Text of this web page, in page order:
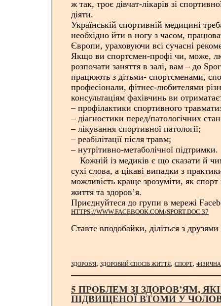
ж так, троє дівчат-лікарів зі
діяти.
Українській спортивній медицині
необхідно йти в ногу з часом,
Європи, ураховуючи всі сучасні
Якщо ви спортсмен-профі чи, може,
розпочати заняття в залі, вам – до
працюють з дітьми- спортсменами,
професіонали, фітнес-любителями
консультаціям фахівчинь ви
– профілактики спортивного
– діагностики перед/патологічних
– лікування спортивної патології;
– реабілітації після травм;
– нутрітивно-метаболічної підтримки.
⠀ Кожній із медиків є що сказати й
сухі слова, а цікаві випадки з
можливість краще зрозуміти, як
життя та здоров’я.⠀
Приєднуйтеся до групи в мережі
HTTPS://WWW.FACEBOOK.COM/SPORT.DOC.37
Ставте вподобайки, діліться з друзями
ЗДОРОВ'Я, ЗДОРОВИЙ СПОСІБ ЖИТТЯ, СПОРТ,
5 ПРОБЛЕМ ЗІ ЗДОРОВ’ЯМ,
ПІДВИЩЕНОЇ ВТОМИ У